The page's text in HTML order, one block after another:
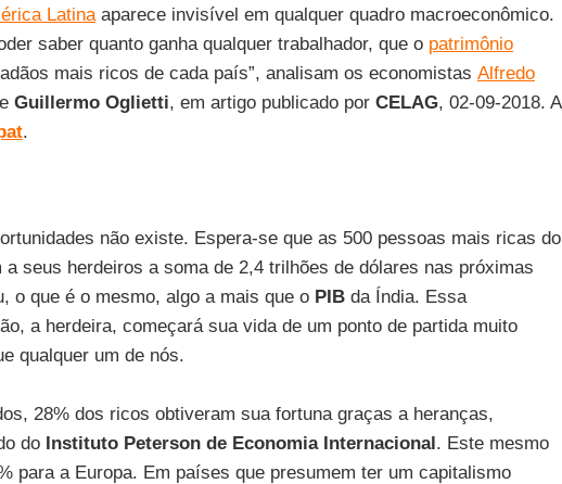
Latinaaparece invisível em qualquer quadro macroeconômico.
saber quanto ganha qualquer trabalhador, que o patrimônio
mais ricos de cada país”, analisam os economistas Alfredo
Guillermo Oglietti, em artigo publicado por CELAG, 02-09-2018. A
.
não existe. Espera-se que as 500 pessoas mais ricas do
a seus herdeiros a soma de 2,4 trilhões de dólares nas próximas
o que é o mesmo, algo a mais que o PIBda Índia. Essa
a herdeira, começará sua vida de um ponto de partida muito
qualquer um de nós.
28% dos ricos obtiveram sua fortuna graças a heranças,
do Instituto Peterson de Economia Internacional. Este mesmo
para a Europa. Em países que presumem ter um capitalismo